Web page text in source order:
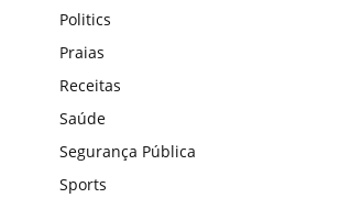
Politics
Praias
Receitas
Saúde
Segurança Pública
Sports